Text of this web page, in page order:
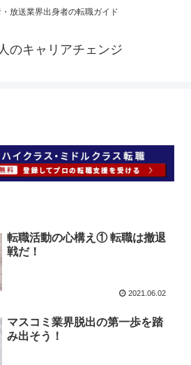
放送業界出身者の転職ガイド
のキャリアチェンジ
転職活動の心構え① 転職は撤退
戦だ！
2021.06.02
マスコミ業界脱出の第一歩を踏
み出そう！